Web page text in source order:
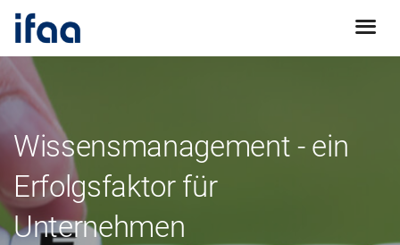
Wissensmanagement - ein
Erfolgsfaktor für
Unternehmen